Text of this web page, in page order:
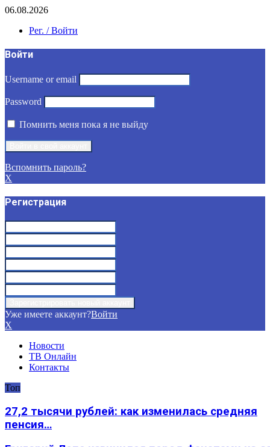
06.08.2026
Рег. / Войти
Войти
Username or email
Password
Помнить меня пока я не выйду
Вспомнить пароль?
X
Регистрация
Уже имеете аккаунт?Войти
X
Новости
ТВ Онлайн
Контакты
Топ
27,2 тысячи рублей: как изменилась средняя
пенсия…